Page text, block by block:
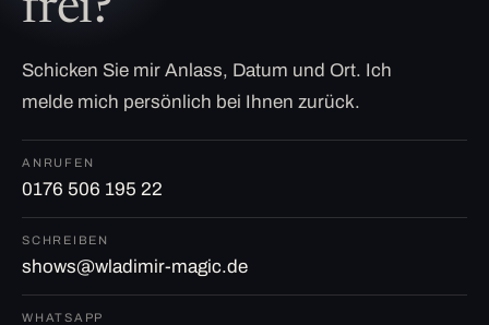
Schicken Sie mir Anlass, Datum und Ort. Ich
melde mich persönlich bei Ihnen zurück.
ANRUFEN
0176 506 195 22
SCHREIBEN
shows@wladimir-magic.de
WHATSAPP